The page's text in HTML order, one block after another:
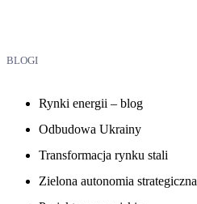
BLOGI
Rynki energii – blog
Odbudowa Ukrainy
Transformacja rynku stali
Zielona autonomia strategiczna